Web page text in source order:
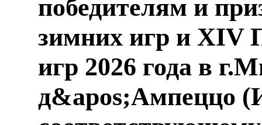
победителям и
зимних игр и XIV
игр 2026 года в
д&apos;Ампеццо